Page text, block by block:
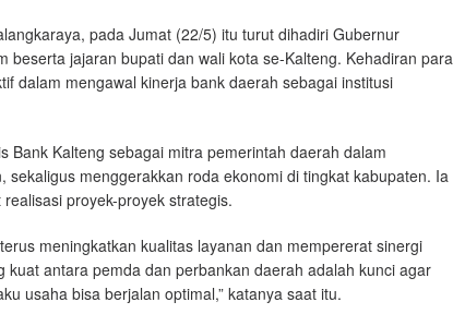
pada Jumat (22/5) itu turut dihadiri Gubernur
beserta jajaran bupati dan wali kota se-Kalteng. Kehadiran para
dalam mengawal kinerja bank daerah sebagai institusi
Bank Kalteng sebagai mitra pemerintah daerah dalam
menggerakkan roda ekonomi di tingkat kabupaten. Ia
proyek-proyek strategis.
meningkatkan kualitas layanan dan mempererat sinergi
antara pemda dan perbankan daerah adalah kunci agar
usaha bisa berjalan optimal,” katanya saat itu.